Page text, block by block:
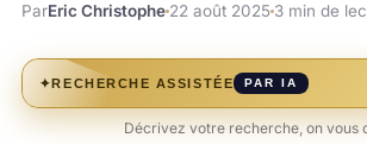
ParEric Christophe22 août 2025 3 min de
✦RECHERCHE ASSISTÉE PAR IA
Décrivez votre recherche, on vous